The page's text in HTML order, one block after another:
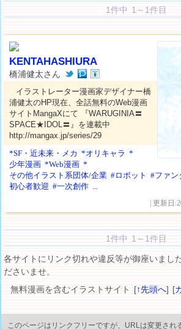
1件中 1～1件目
KENTAHASHIURA
橋浦健太さん
イラストレーター漫画家デザイナー橋
浦健太のHP現在、全話無料のWeb漫画
サイトMangaXにて 『WARUGINIA〓
SPACE★IDOL〓』を連載中
http://mangax.jp/series/29
*SF・近未来・メカ *オリキャラ *
少年漫画 *Web漫画 *
その他イラスト系団体/企業 #ロボット #ファン
初心者歓迎 #一次創作 ...
| 更新日
1件中 1～1件目
各サイトにリンク切れや違反等が御座いまし
ださいませ。
無料漫画を含むイラストサイト [↑先頭へ] [
このページはリンクフリーですが、URLは変更され